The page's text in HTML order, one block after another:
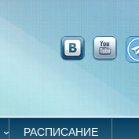
РАСПИСАНИЕ